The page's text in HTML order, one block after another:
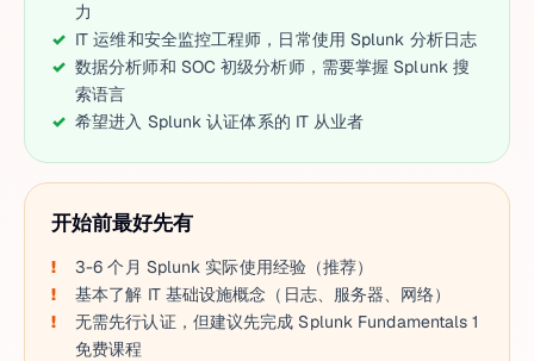
力
IT 运维和安全监控工程师，日常使用 Splunk 分析日志
数据分析师和 SOC 初级分析师，需要掌握 Splunk 搜
索语言
希望进入 Splunk 认证体系的 IT 从业者
开始前最好先有
3-6 个月 Splunk 实际使用经验（推荐）
基本了解 IT 基础设施概念（日志、服务器、网络）
无需先行认证，但建议先完成 Splunk Fundamentals 1
免费课程